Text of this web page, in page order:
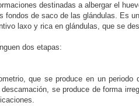
destinadas a albergar el
fondos de saco de las glándulas. Es
laxo y rica en glándulas, que se
dos etapas:
que se produce en un
se produce de forma